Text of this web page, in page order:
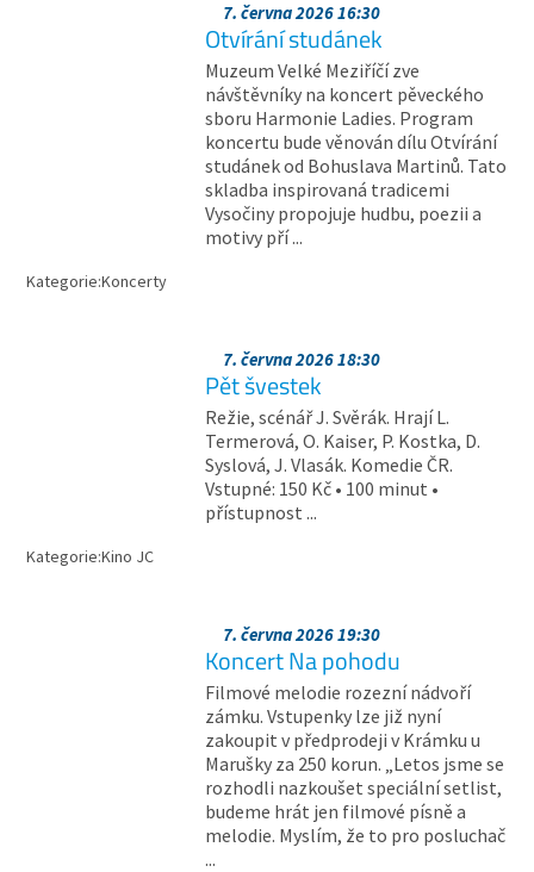
7. června 2026 16:30
Otvírání studánek
Muzeum Velké Meziříčí zve
návštěvníky na koncert pěveckého
sboru Harmonie Ladies. Program
koncertu bude věnován dílu Otvírání
studánek od Bohuslava Martinů. Tato
skladba inspirovaná tradicemi
Vysočiny propojuje hudbu, poezii a
motivy pří ...
Kategorie:Koncerty
7. června 2026 18:30
Pět švestek
Režie, scénář J. Svěrák. Hrají L.
Termerová, O. Kaiser, P. Kostka, D.
Syslová, J. Vlasák. Komedie ČR.
Vstupné: 150 Kč • 100 minut •
přístupnost ...
Kategorie:Kino JC
7. června 2026 19:30
Koncert Na pohodu
Filmové melodie rozezní nádvoří
zámku. Vstupenky lze již nyní
zakoupit v předprodeji v Krámku u
Marušky za 250 korun. „Letos jsme se
rozhodli nazkoušet speciální setlist,
budeme hrát jen filmové písně a
melodie. Myslím, že to pro posluchač
...